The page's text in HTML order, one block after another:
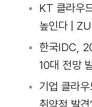
KT 클라우
높인다 |
한국IDC,
10대 전망
기업 클라
취약점 발